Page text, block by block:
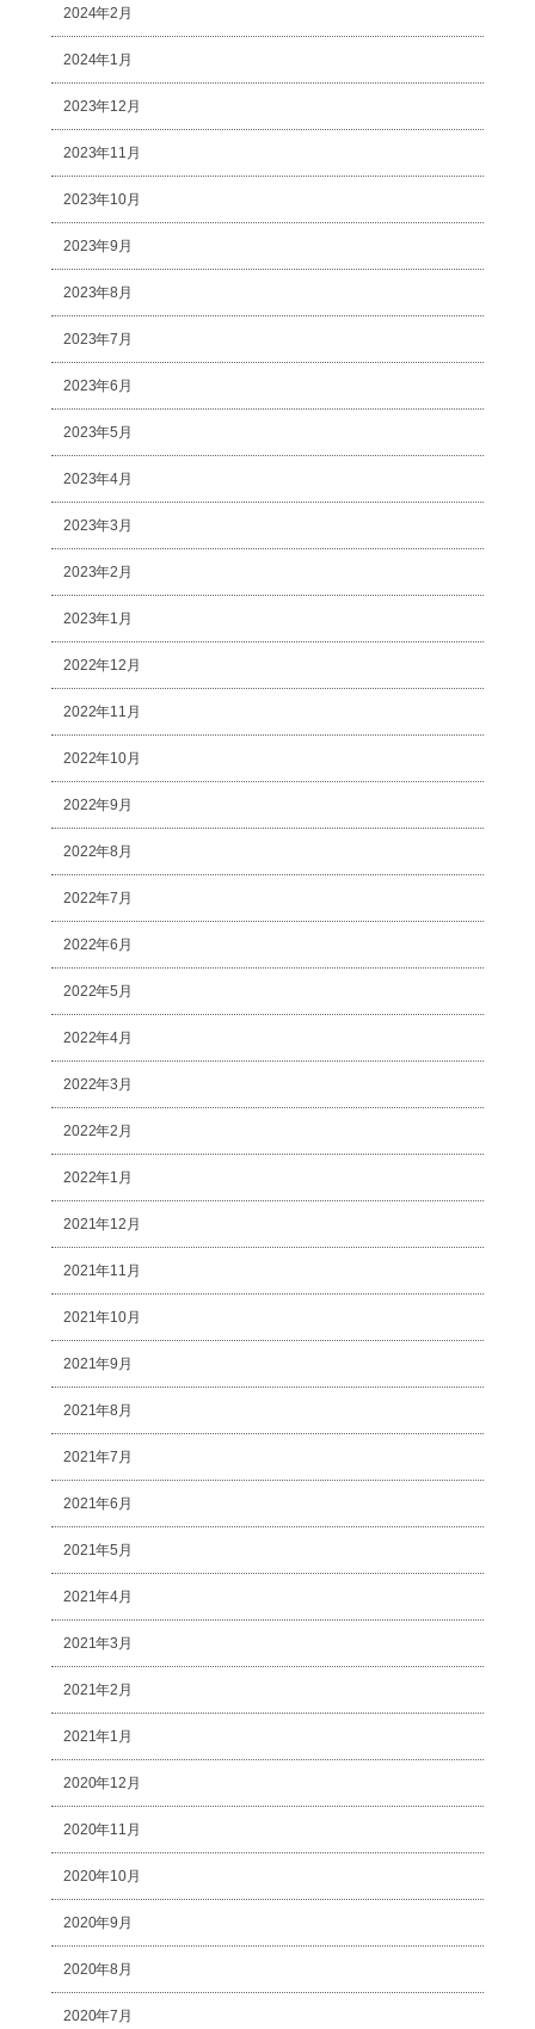
2024年2月
2024年1月
2023年12月
2023年11月
2023年10月
2023年9月
2023年8月
2023年7月
2023年6月
2023年5月
2023年4月
2023年3月
2023年2月
2023年1月
2022年12月
2022年11月
2022年10月
2022年9月
2022年8月
2022年7月
2022年6月
2022年5月
2022年4月
2022年3月
2022年2月
2022年1月
2021年12月
2021年11月
2021年10月
2021年9月
2021年8月
2021年7月
2021年6月
2021年5月
2021年4月
2021年3月
2021年2月
2021年1月
2020年12月
2020年11月
2020年10月
2020年9月
2020年8月
2020年7月